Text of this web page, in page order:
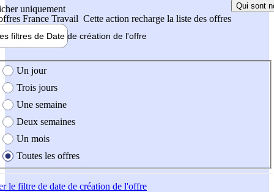
uniquement
France Travail Cette action recharge la liste des offres
Qui sont
filtres de Date de création de l'offre
création de l'offre
Un jour
Trois jours
Une semaine
Deux semaines
Un mois
Toutes les offres
le filtre de date de création de l'offre